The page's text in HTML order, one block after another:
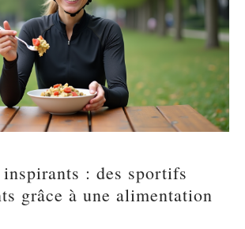
inspirants : des sportifs
grâce à une alimentation